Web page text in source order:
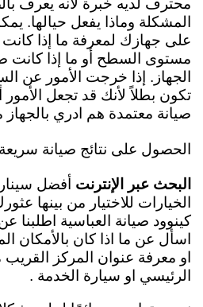
محترف لديه خبرة لأنه يعرف
المشكلة وماذا يفعل حيالها.
على جهازك لمعرفة ما إذا
مستوى السطح أو ما إذا كانت
الجهاز. إذا خرجت الأمور عن
تكون بطلاً لأنك قد تجعل الأمور
صيانة معتمدة هم ادري
الحصول على نتائج صيانة
البحث عبر الإنترنت أفضل
الخيارات للاختيار من بينها
كينوود صيانة العباسية اطلبنا
اسأل عن ما اذا كان بالأمكان
او معرفة عنوان المركز
الرئيسي او سيارة الخدمة .